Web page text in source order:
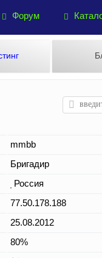
Форум
mmbb
Бригадир
Россия
77.50.178.188
25.08.2012
80%